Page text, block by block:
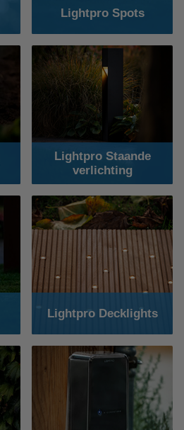
Lightpro Spots
Lightpro Staande
verlichting
Lightpro Decklights